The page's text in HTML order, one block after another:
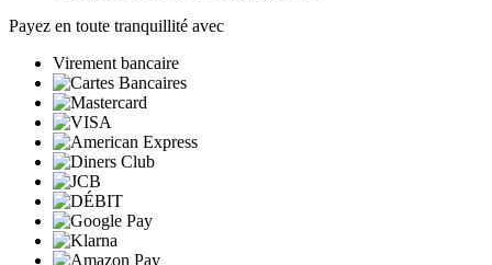
Payez en toute tranquillité avec
Virement bancaire